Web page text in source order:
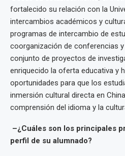
fortalecido su relación con la
intercambios académicos y
programas de intercambio de
coorganización de conferencias
conjunto de proyectos de
enriquecido la oferta educativa y
oportunidades para que los
inmersión cultural directa en
comprensión del idioma y la
–¿Cuáles son los principales
perfil de su alumnado?